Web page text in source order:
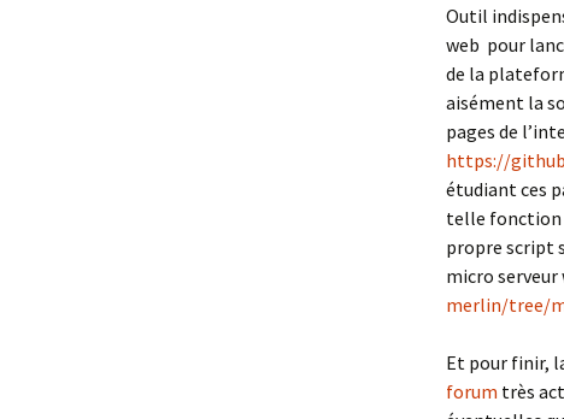
Outil
web pour
de la
aisément la
pages de
https://
étudiant ces
telle fonction
propre script
micro
merlin/tree/
Et pour finir,
forum très